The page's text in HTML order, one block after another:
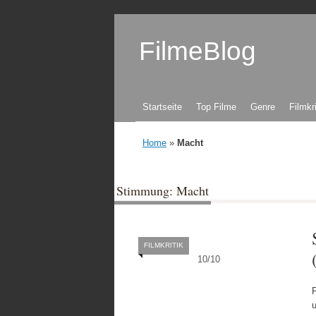
FilmeBlog
Zum Inhalt springen
Startseite Top Filme Genre
Home » Macht
Stimmung: Macht
10/10
FILMKRITIK